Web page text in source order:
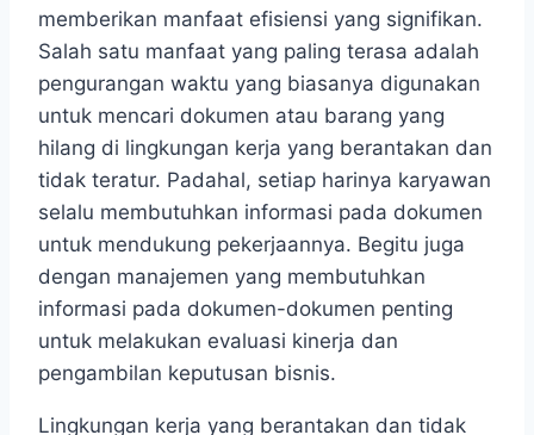
memberikan manfaat efisiensi yang signifikan.
Salah satu manfaat yang paling terasa adalah
pengurangan waktu yang biasanya digunakan
untuk mencari dokumen atau barang yang
hilang di lingkungan kerja yang berantakan dan
tidak teratur. Padahal, setiap harinya karyawan
selalu membutuhkan informasi pada dokumen
untuk mendukung pekerjaannya. Begitu juga
dengan manajemen yang membutuhkan
informasi pada dokumen-dokumen penting
untuk melakukan evaluasi kinerja dan
pengambilan keputusan bisnis.
Lingkungan kerja yang berantakan dan tidak